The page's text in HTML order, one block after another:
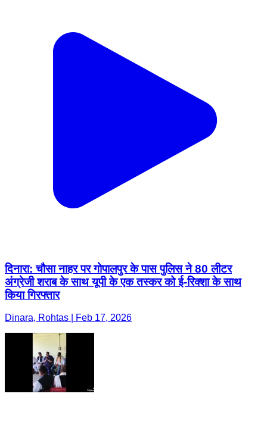
दिनारा: चौसा नाहर पर गोपालपुर के पास पुलिस ने 80 लीटर
अंग्रेजी शराब के साथ यूपी के एक तस्कर को ई-रिक्शा के साथ
किया गिरफ्तार
Dinara, Rohtas | Feb 17, 2026